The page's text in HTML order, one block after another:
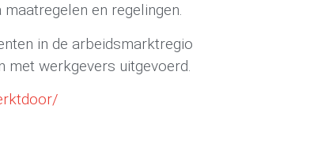
en regelingen.
in de arbeidsmarktregio
met werkgevers uitgevoerd.